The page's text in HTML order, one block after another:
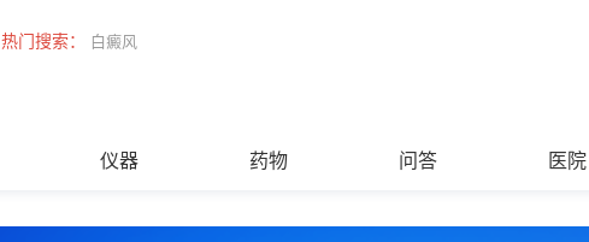
热门搜索： 白癜风
仪器 药物 问答 医院